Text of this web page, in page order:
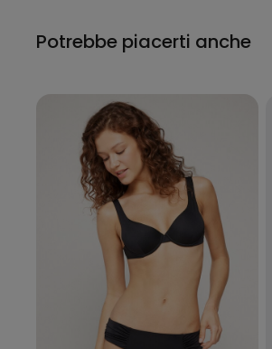
Potrebbe piacerti anche